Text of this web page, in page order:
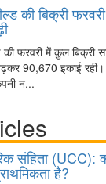
की बिक्री
फरवरी में कुल बिक्री
90,670 इकाई
न...
संहिता (UCC):
है?